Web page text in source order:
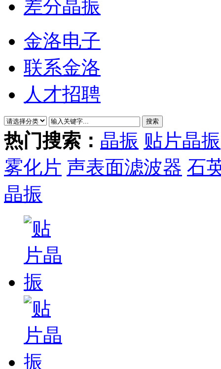
差分晶振
金洛电子
联系金洛
人才招聘
热门搜索： 晶振 贴片晶振
雾化片 声表面滤波器 石
晶振